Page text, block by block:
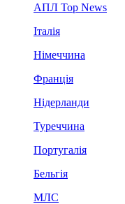
АПЛ Top News
Італія
Німеччина
Франція
Нідерланди
Туреччина
Португалія
Бельгія
МЛС